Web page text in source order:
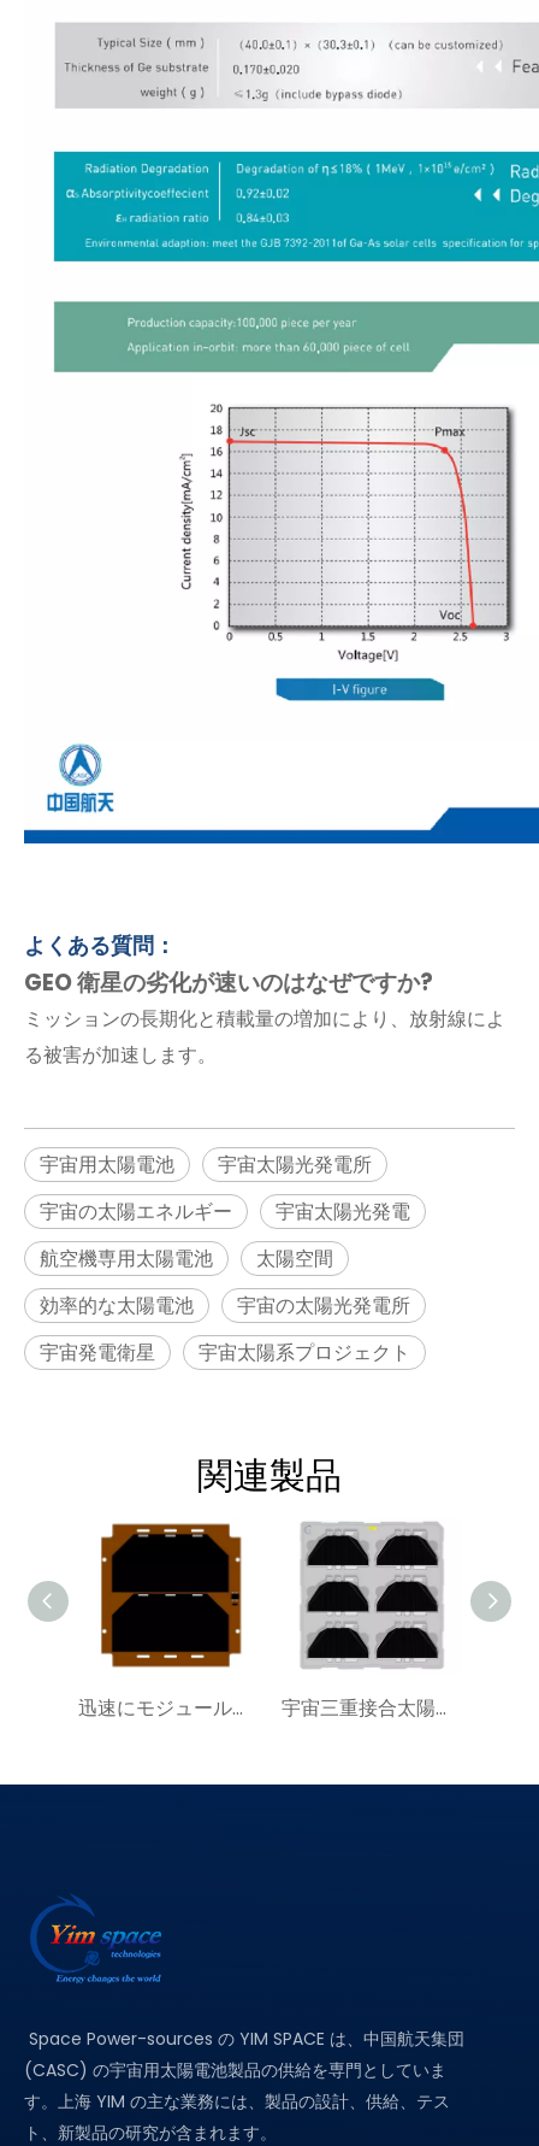
よくある質問：
GEO 衛星の劣化が速いのはなぜですか?
ミッションの長期化と積載量の増加により、放射線によ
る被害が加速します。
宇宙用太陽電池
宇宙太陽光発電所
宇宙の太陽エネルギー
宇宙太陽光発電
航空機専用太陽電池
太陽空間
効率的な太陽電池
宇宙の太陽光発電所
宇宙発電衛星
宇宙太陽系プロジェクト
関連製品
迅速にモジュール化されたソーラーパネル | YIM SAP100a|宇宙用太陽電池を購入する 宇宙三重接合太陽電池アセンブリ 30%TJ80SCA 衛星電源システム サプライヤー
Space Power-sources の YIM SPACE は、中国航天集団
(CASC) の宇宙用太陽電池製品の供給を専門としていま
す。上海 YIM の主な業務には、製品の設計、供給、テス
ト、新製品の研究が含まれます。